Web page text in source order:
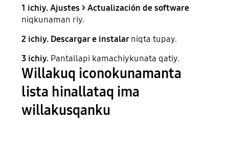
1 ichiy. Ajustes > Actualización de software
niqkunaman riy.
2 ichiy. Descargar e instalarniqta tupay.
3 ichiy. Pantallapi kamachiykunata qatiy.
Willakuq iconokunamanta
lista hinallataq ima
willakusqanku